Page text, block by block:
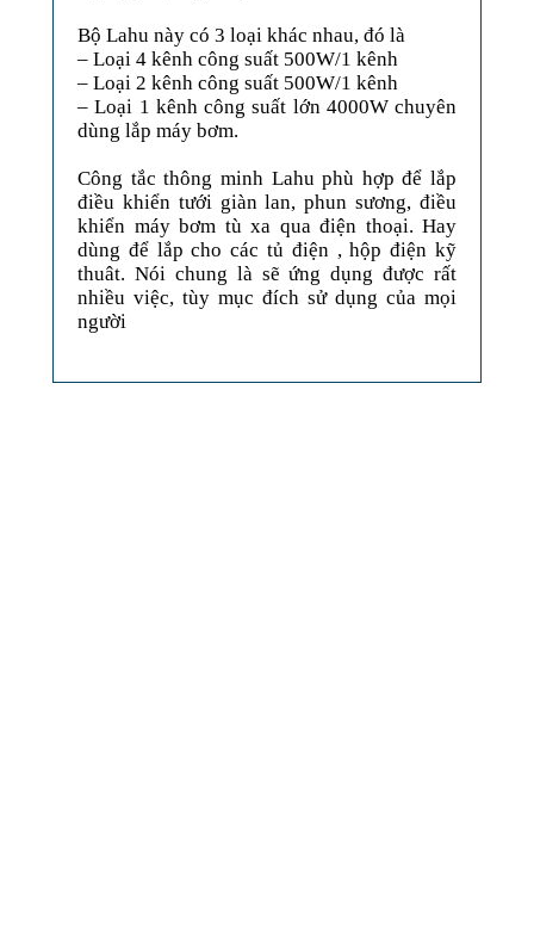
Bộ Lahu này có 3 loại khác nhau, đó là
– Loại 4 kênh công suất 500W/1 kênh
– Loại 2 kênh công suất 500W/1 kênh
– Loại 1 kênh công suất lớn 4000W chuyên
dùng lắp máy bơm.
Công tắc thông minh Lahu phù hợp để lắp
điều khiển tưới giàn lan, phun sương, điều
khiển máy bơm tù xa qua điện thoại. Hay
dùng để lắp cho các tủ điện , hộp điện kỹ
thuât. Nói chung là sẽ ứng dụng được rất
nhiều việc, tùy mục đích sử dụng của mọi
người